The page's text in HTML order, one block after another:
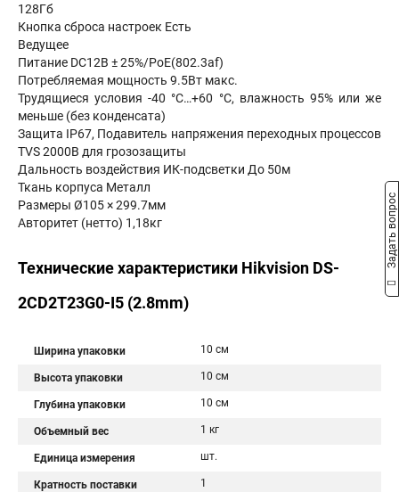
128Гб
Кнопка сброса настроек Есть
Ведущее
Питание DC12В ± 25%/PoE(802.3af)
Потребляемая мощность 9.5Вт макс.
Трудящиеся условия -40 °C…+60 °C, влажность 95% или же
меньше (без конденсата)
Защита IP67, Подавитель напряжения переходных процессов
TVS 2000В для грозозащиты
Дальность воздействия ИК-подсветки До 50м
Ткань корпуса Металл
Размеры Ø105 × 299.7мм
Авторитет (нетто) 1,18кг
Технические характеристики Hikvision DS-
2CD2T23G0-I5 (2.8mm)
Ширина упаковки 10 см
Высота упаковки 10 см
Глубина упаковки 10 см
Объемный вес 1 кг
Единица измерения шт.
Кратность поставки 1
Задать вопрос